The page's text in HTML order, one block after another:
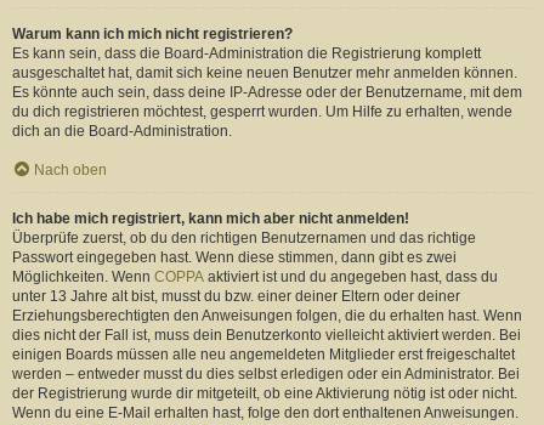
Warum kann ich mich nicht registrieren?
Es kann sein, dass die Board-Administration die Registrierung komplett
ausgeschaltet hat, damit sich keine neuen Benutzer mehr anmelden können.
Es könnte auch sein, dass deine IP-Adresse oder der Benutzername, mit dem
du dich registrieren möchtest, gesperrt wurden. Um Hilfe zu erhalten, wende
dich an die Board-Administration.
Nach oben
Ich habe mich registriert, kann mich aber nicht anmelden!
Überprüfe zuerst, ob du den richtigen Benutzernamen und das richtige
Passwort eingegeben hast. Wenn diese stimmen, dann gibt es zwei
Möglichkeiten. Wenn COPPA aktiviert ist und du angegeben hast, dass du
unter 13 Jahre alt bist, musst du bzw. einer deiner Eltern oder deiner
Erziehungsberechtigten den Anweisungen folgen, die du erhalten hast. Wenn
dies nicht der Fall ist, muss dein Benutzerkonto vielleicht aktiviert werden. Bei
einigen Boards müssen alle neu angemeldeten Mitglieder erst freigeschaltet
werden – entweder musst du dies selbst erledigen oder ein Administrator. Bei
der Registrierung wurde dir mitgeteilt, ob eine Aktivierung nötig ist oder nicht.
Wenn du eine E-Mail erhalten hast, folge den dort enthaltenen Anweisungen.